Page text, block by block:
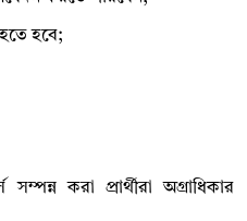
হবে;
সম্পন্ন করা প্রার্থীরা অগ্রাধিকার